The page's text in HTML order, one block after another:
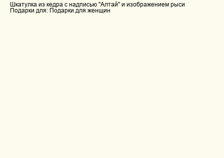
Шкатулка из кедра с надписью "Алтай" и изображением рыси
Подарки для: Подарки для женщин